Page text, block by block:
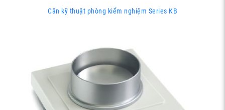
Cân kỹ thuật phòng kiểm nghiệm Series KB